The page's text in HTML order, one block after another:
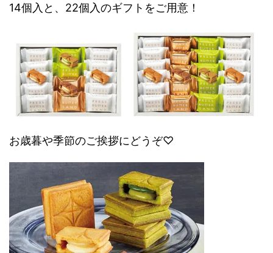
14個入と、22個入のギフトをご用意！
お歳暮や季節のご挨拶にどうぞ♡